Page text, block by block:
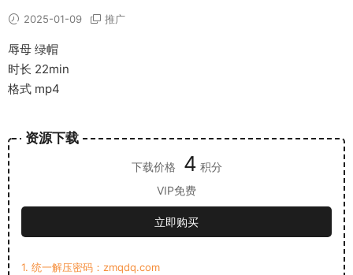
2025-01-09 推广
辱母 绿帽
时长 22min
格式 mp4
资源下载
下载价格 4 积分
VIP免费
立即购买
1. 统一解压密码：zmqdq.com